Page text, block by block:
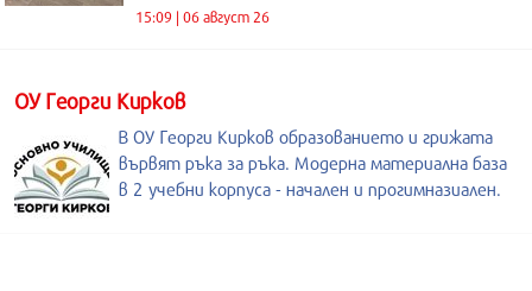
15:09 | 06 август 26
ОУ Георги Кирков
В ОУ Георги Кирков образованието и грижата
вървят ръка за ръка. Модерна материална база
в 2 учебни корпуса - начален и прогимназиален.